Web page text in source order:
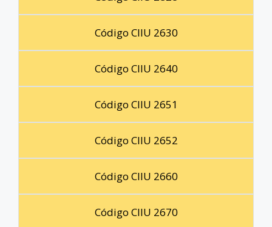
Código CIIU 2630
Código CIIU 2640
Código CIIU 2651
Código CIIU 2652
Código CIIU 2660
Código CIIU 2670